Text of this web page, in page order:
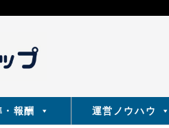
報酬 運営ノウハウ